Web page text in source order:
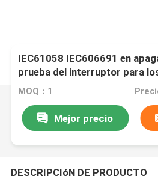
IEC61058 IEC606691 en
prueba del interruptor para
electrodomésticos
MOQ：1
Mejor precio
DESCRIPCIóN DE PRODUCTO